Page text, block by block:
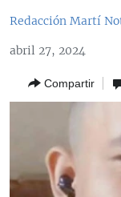
navegación
principal
búsqueda
SOBRE CUBA
DEPORTES
OPINIÓN GRÁFICA
AUDIOVISUALES
Redacción Martí
abril 27, 2024
Compartir